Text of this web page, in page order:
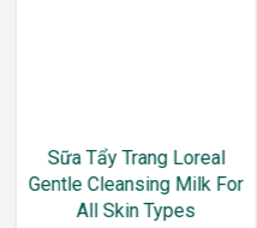
Sữa Tẩy Trang Loreal
Gentle Cleansing Milk For
All Skin Types